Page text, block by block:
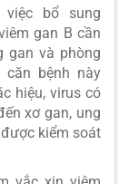
việc bổ sung
gan B cần
gan và phòng
căn bệnh này
hiệu, virus có
xơ gan, ung
kiểm soát